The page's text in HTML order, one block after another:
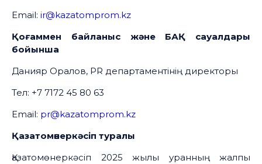
Email: ir@kazatomprom.kz
Қоғаммен байланыс және БАҚ сауалдары
бойынша
Данияр Оралов, PR департаментінің директоры
Тел: +7 7172 45 80 63
Email: pr@kazatomprom.kz
Қазатомөнеркәсіп туралы
Қазатомөнеркәсіп 2025 жылы уранның жалпы